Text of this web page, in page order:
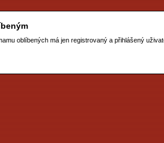
oblíbených má jen registrovaný a přihlášený